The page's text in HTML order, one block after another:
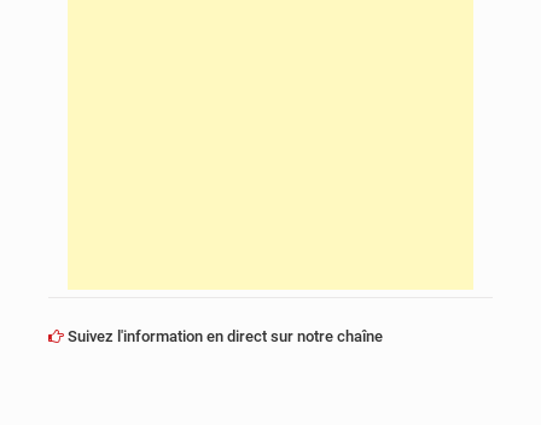
Suivez l'information en direct sur notre chaîne